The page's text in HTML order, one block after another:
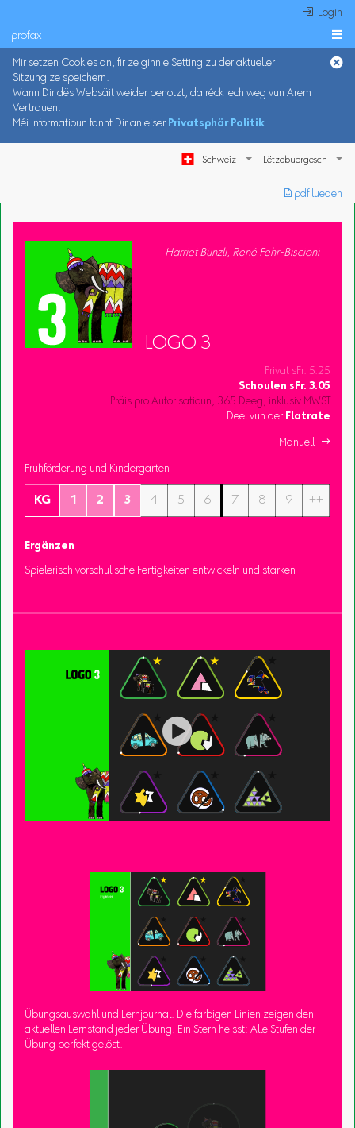
 Login
profax 
Mir setzen Cookies an, fir ze ginn e Setting zu der aktueller
Sitzung ze speichern.
Wann Dir dës Websäit weider benotzt, da réck Iech weg vun Ärem
Vertrauen.
Méi Informatioun fannt Dir an eiser Privatsphär Politik.
Schweiz
︎ pdf lueden
Harriet Bünzli, René Fehr-Biscioni
LOGO 3
Privat sFr. 5.25
Schoulen sFr. 3.05
Präis pro Autorisatioun, 365 Deeg, inklusiv MWST
Deel vun der Flatrate
Manuell 
Frühförderung und Kindergarten
KG 1 2 3 4 5 6 7 8 9 ++
Ergänzen
Spielerisch vorschulische Fertigkeiten entwickeln und stärken

Übungsauswahl und Lernjournal. Die farbigen Linien zeigen den
aktuellen Lernstand jeder Übung. Ein Stern heisst: Alle Stufen der
Übung perfekt gelöst.